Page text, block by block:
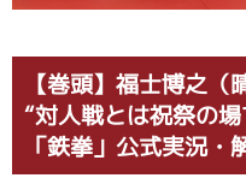
【巻頭】福士博之（
“対人戦とは祝祭の
「鉄拳」公式実況・